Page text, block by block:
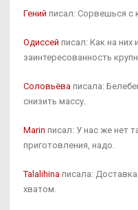
Гений писал: Сорвешься с
Одиссей писал: Как на
заинтересованность
Соловьёва писала:
снизить массу.
Marin писал: У нас же нет
приготовления, надо.
Talalihina писала:
хватом.